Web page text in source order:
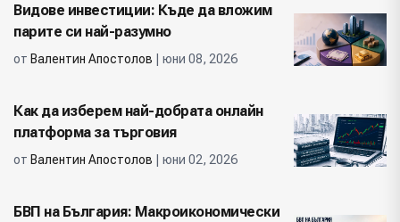
Видове инвестиции: Къде да вложим
парите си най-разумно
от Валентин Апостолов | юни 08, 2026
Как да изберем най-добрата онлайн
платформа за търговия
от Валентин Апостолов | юни 02, 2026
БВП на България: Макроикономически